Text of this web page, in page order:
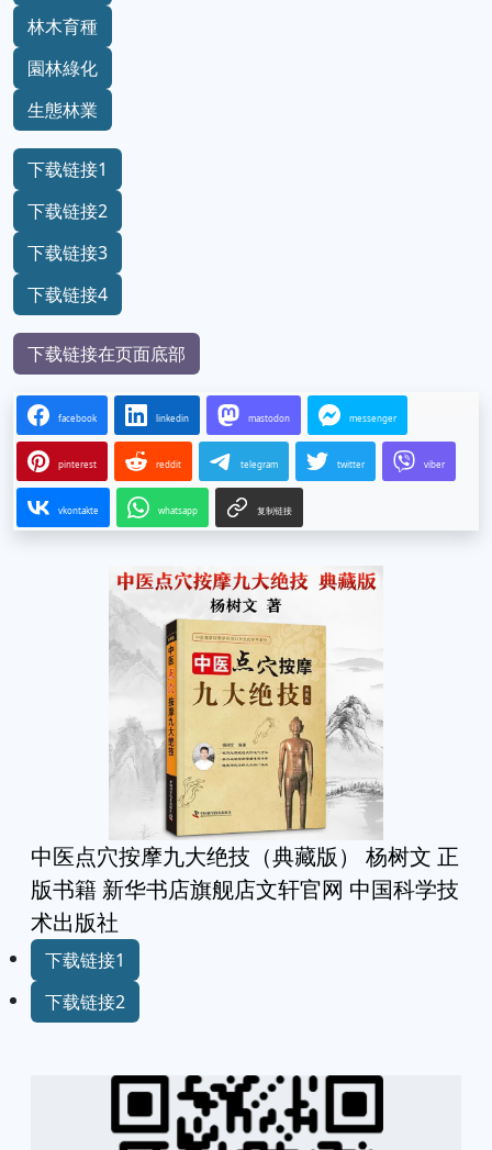
林木育種
園林綠化
生態林業
下载链接1
下载链接2
下载链接3
下载链接4
下载链接在页面底部
facebook linkedin mastodon messenger
pinterest reddit telegram twitter viber
vkontakte whatsapp 复制链接
中医点穴按摩九大绝技（典藏版） 杨树文 正
版书籍 新华书店旗舰店文轩官网 中国科学技
术出版社
下载链接1
下载链接2